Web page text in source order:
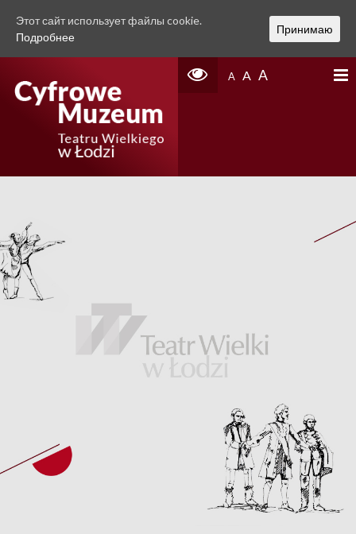
A A A
Этот сайт использует файлы cookie.
Подробнее
Принимаю